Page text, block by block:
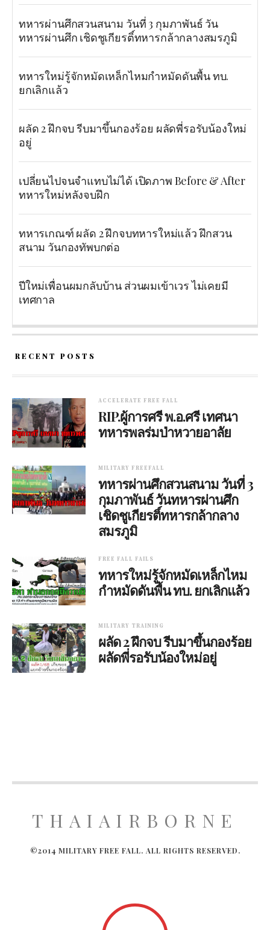
ทหารผ่านศึกสวนสนาม วันที่ 3 กุมภาพันธ์ วัน
ทหารผ่านศึก เชิดชูเกียรติ์ทหารกล้ากลางสมรภูมิ
ทหารใหม่รู้จักหมัดเหล็กไหมกำหมัดดันพื้น ทบ.
ยกเลิกแล้ว
ผลัด 2 ฝึกจบ รีบมาขึ้นกองร้อย ผลัดพี่รอรับน้องใหม่
อยู่
เปลี่ยนไปจนจำแทบไม่ได้ เปิดภาพ Before & After
ทหารใหม่หลังจบฝึก
ทหารเกณฑ์ ผลัด 2 ฝึกจบทหารใหม่แล้ว ฝึกสวน
สนาม วันกองทัพบกต่อ
ปีใหม่เพื่อนผมกลับบ้าน ส่วนผมเข้าเวร ไม่เคยมี
เทศกาล
RECENT POSTS
ACCELERATE FREE FALL
RIP.ผู้การศรี พ.อ.ศรี เทศนา
ทหารพลร่มป่าหวายอาลัย
MILITARY FREEFALL
ทหารผ่านศึกสวนสนาม วันที่ 3
กุมภาพันธ์ วันทหารผ่านศึก
เชิดชูเกียรติ์ทหารกล้ากลาง
สมรภูมิ
FREE FALL FAILS
ทหารใหม่รู้จักหมัดเหล็กไหม
กำหมัดดันพื้น ทบ. ยกเลิกแล้ว
MILITARY TRAINING
ผลัด 2 ฝึกจบ รีบมาขึ้นกองร้อย
ผลัดพี่รอรับน้องใหม่อยู่
THAIAIRBORNE
©2014 MILITARY FREE FALL. ALL RIGHTS RESERVED.